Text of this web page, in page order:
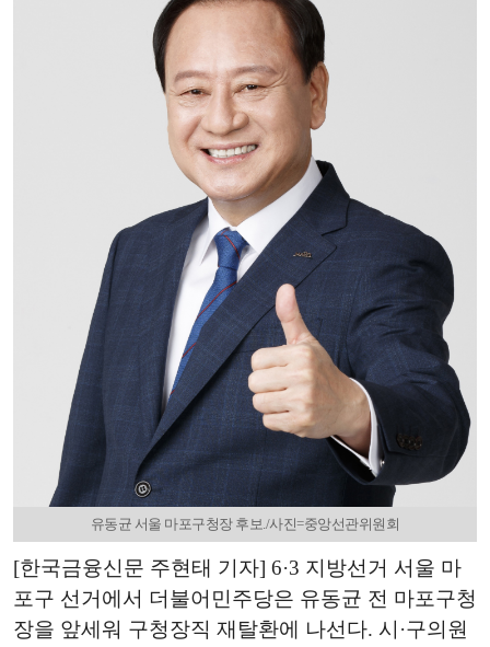
유동균 서울 마포구청장 후보./사진=중앙선관위원회
[한국금융신문 주현태 기자] 6·3 지방선거 서울 마
포구 선거에서 더불어민주당은 유동균 전 마포구청
장을 앞세워 구청장직 재탈환에 나선다. 시·구의원